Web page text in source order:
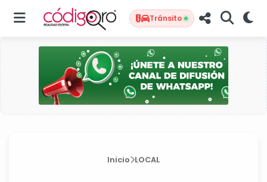
Tránsito
Inicio LOCAL